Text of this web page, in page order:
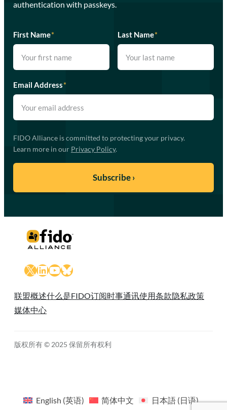
authentication with passkeys.
First Name* Last Name*
Email Address*
FIDO Alliance is committed to protecting your privacy.
Learn more in our Privacy Policy.
X LinkedIn
YouTube
Bluesky
联盟概述什么是FIDO订阅时事通讯使用条款隐私政策
媒体中心
版权所有 © 2025 保留所有权利
English (英语) 简体中文 日本語(日语)